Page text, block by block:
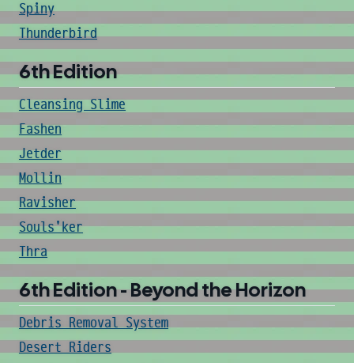
Spiny
Thunderbird
6th Edition
Cleansing Slime
Fashen
Jetder
Mollin
Ravisher
Souls'ker
Thra
6th Edition - Beyond the Horizon
Debris Removal System
Desert Riders